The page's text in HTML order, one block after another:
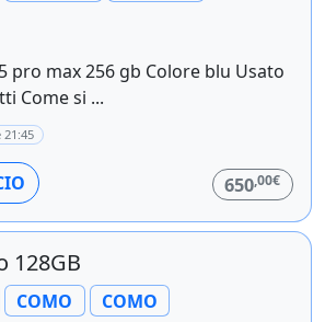
pro max 256 gb Colore blu Usato
Come si ...
650,00€
128GB
COMO
COMO